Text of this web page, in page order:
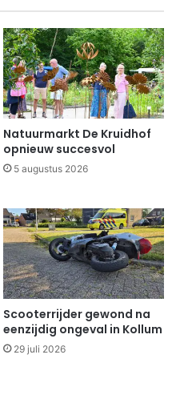
Natuurmarkt De Kruidhof
opnieuw succesvol
5 augustus 2026
Scooterrijder gewond na
eenzijdig ongeval in Kollum
29 juli 2026